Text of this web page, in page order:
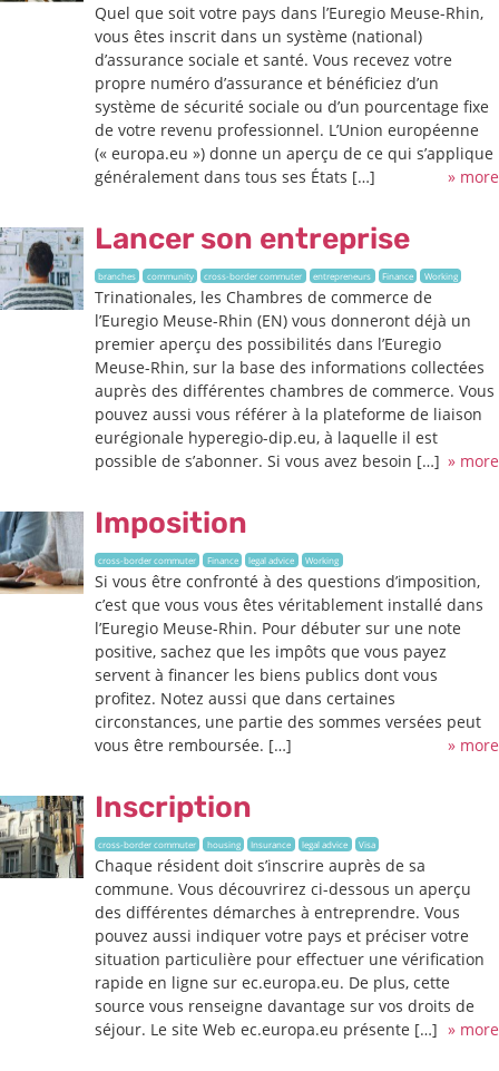
Quel que soit votre pays dans l’Euregio Meuse-Rhin,
vous êtes inscrit dans un système (national)
d’assurance sociale et santé. Vous recevez votre
propre numéro d’assurance et bénéficiez d’un
système de sécurité sociale ou d’un pourcentage fixe
de votre revenu professionnel. L’Union européenne
(« europa.eu ») donne un aperçu de ce qui s’applique
généralement dans tous ses États […]
» more
Lancer son entreprise
branches community cross-border commuter entrepreneurs Finance Working
Trinationales, les Chambres de commerce de
l’Euregio Meuse-Rhin (EN) vous donneront déjà un
premier aperçu des possibilités dans l’Euregio
Meuse-Rhin, sur la base des informations collectées
auprès des différentes chambres de commerce. Vous
pouvez aussi vous référer à la plateforme de liaison
eurégionale hyperegio-dip.eu, à laquelle il est
possible de s’abonner. Si vous avez besoin […] » more
Imposition
cross-border commuter Finance legal advice Working
Si vous être confronté à des questions d’imposition,
c’est que vous vous êtes véritablement installé dans
l’Euregio Meuse-Rhin. Pour débuter sur une note
positive, sachez que les impôts que vous payez
servent à financer les biens publics dont vous
profitez. Notez aussi que dans certaines
circonstances, une partie des sommes versées peut
vous être remboursée. […]
» more
Inscription
cross-border commuter housing Insurance legal advice Visa
Chaque résident doit s’inscrire auprès de sa
commune. Vous découvrirez ci-dessous un aperçu
des différentes démarches à entreprendre. Vous
pouvez aussi indiquer votre pays et préciser votre
situation particulière pour effectuer une vérification
rapide en ligne sur ec.europa.eu. De plus, cette
source vous renseigne davantage sur vos droits de
séjour. Le site Web ec.europa.eu présente […] » more